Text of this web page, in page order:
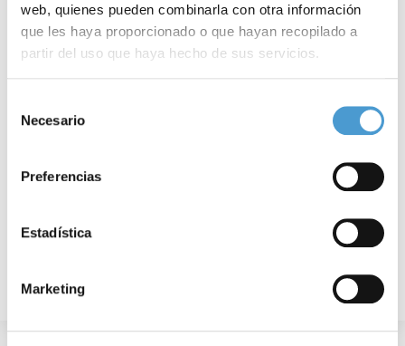
web, quienes pueden combinarla con otra información
que les haya proporcionado o que hayan recopilado a
partir del uso que haya hecho de sus servicios.
de cookies
Necesario
Preferencias
Estadística
Marketing
AL DÍA